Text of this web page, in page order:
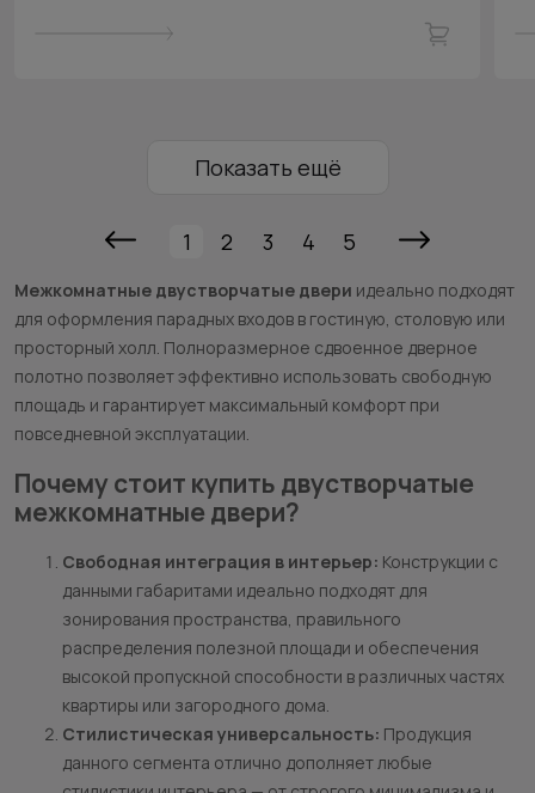
Показать ещё
1 2 3 4 5
Межкомнатные двустворчатые двери идеально подходят
для оформления парадных входов в гостиную, столовую или
просторный холл. Полноразмерное сдвоенное дверное
полотно позволяет эффективно использовать свободную
площадь и гарантирует максимальный комфорт при
повседневной эксплуатации.
Почему стоит купить двустворчатые
межкомнатные двери?
Свободная интеграция в интерьер: Конструкции с
данными габаритами идеально подходят для
зонирования пространства, правильного
распределения полезной площади и обеспечения
высокой пропускной способности в различных частях
квартиры или загородного дома.
Стилистическая универсальность: Продукция
данного сегмента отлично дополняет любые